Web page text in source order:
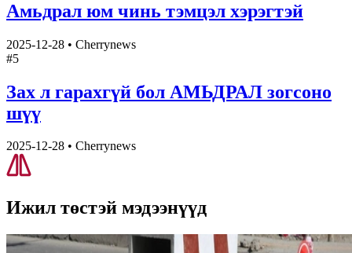
Амьдрал юм чинь тэмцэл хэрэгтэй
2025-12-28 • Cherrynews
#5
Зах л гарахгүй бол АМЬДРАЛ зогсоно
шүү
2025-12-28 • Cherrynews
Ижил төстэй мэдээнүүд